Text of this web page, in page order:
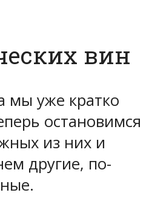
вин
мы уже кратко
остановимся
из них и
другие, по-